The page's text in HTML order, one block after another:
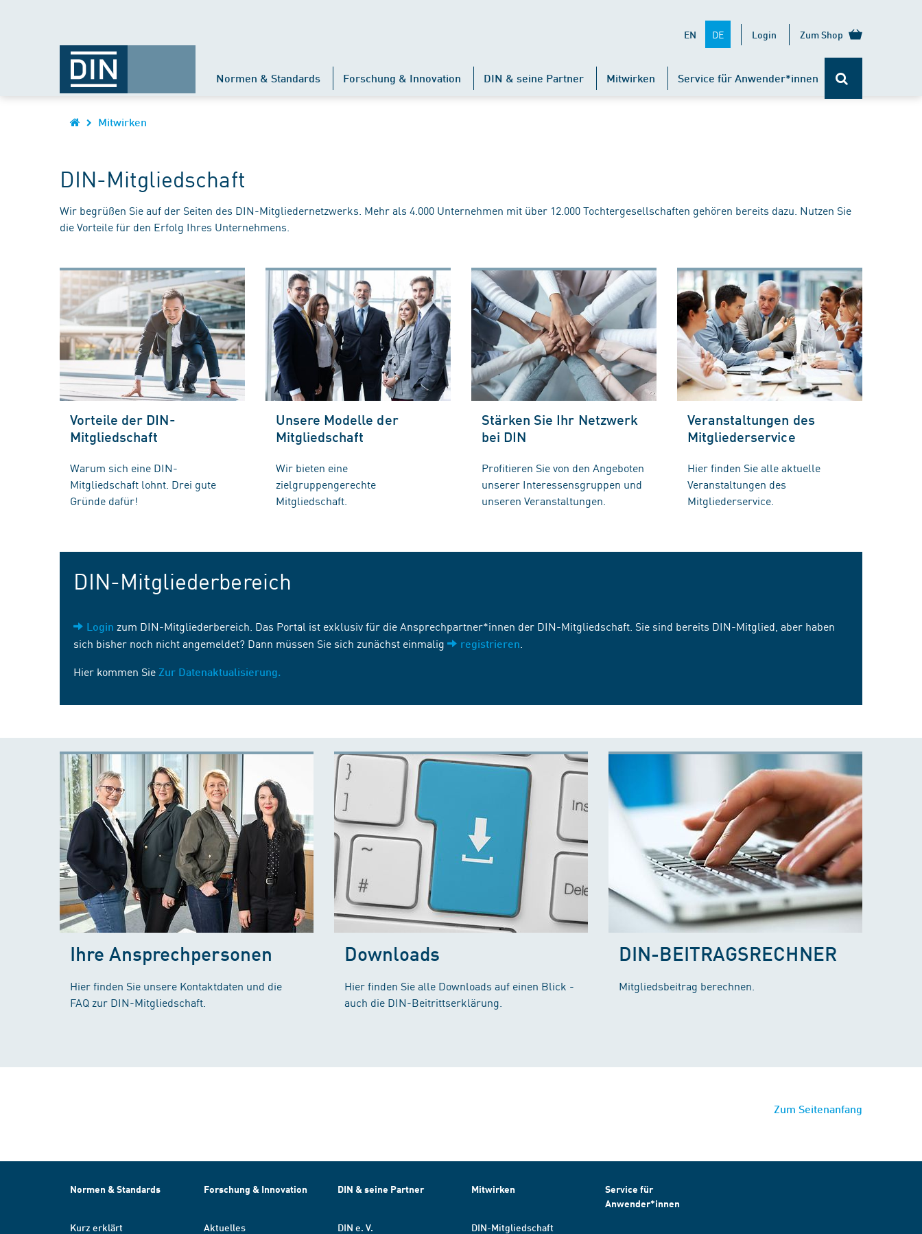
EN DE Login Zum Shop
Normen & Standards Forschung & Innovation DIN & seine Partner Mitwirken Service für Anwender*innen
Mitwirken
DIN-Mitgliedschaft
Wir begrüßen Sie auf der Seiten des DIN-Mitgliedernetzwerks. Mehr als 4.000 Unternehmen mit über 12.000 Tochtergesellschaften gehören bereits dazu. Nutzen Sie
die Vorteile für den Erfolg Ihres Unternehmens.
Vorteile der DIN-
Mitgliedschaft
Warum sich eine DIN-
Mitgliedschaft lohnt. Drei gute
Gründe dafür!
Unsere Modelle der
Mitgliedschaft
Wir bieten eine
zielgruppengerechte
Mitgliedschaft.
Stärken Sie Ihr Netzwerk
bei DIN
Profitieren Sie von den Angeboten
unserer Interessensgruppen und
unseren Veranstaltungen.
Veranstaltungen des
Mitgliederservice
Hier finden Sie alle aktuelle
Veranstaltungen des
Mitgliederservice.
DIN-Mitgliederbereich
Login zum DIN-Mitgliederbereich. Das Portal ist exklusiv für die Ansprechpartner*innen der DIN-Mitgliedschaft. Sie sind bereits DIN-Mitglied, aber haben
sich bisher noch nicht angemeldet? Dann müssen Sie sich zunächst einmalig
registrieren
Hier kommen Sie Zur Datenaktualisierung.
Ihre Ansprechpersonen
Hier finden Sie unsere Kontaktdaten und die
FAQ zur DIN-Mitgliedschaft.
Downloads
Hier finden Sie alle Downloads auf einen Blick -
auch die DIN-Beitrittserklärung.
DIN-BEITRAGSRECHNER
Mitgliedsbeitrag berechnen.
Zum Seitenanfang
Normen & Standards
Kurz erklärt
Forschung & Innovation
Aktuelles
DIN & seine Partner
DIN e. V.
Mitwirken
DIN-Mitgliedschaft
Service für
Anwender*innen